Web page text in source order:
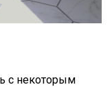
с некоторым